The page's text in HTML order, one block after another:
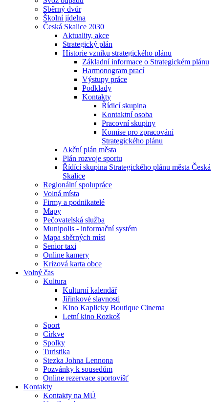
Sběrný dvůr
Školní jídelna
Česká Skalice 2030
Aktuality, akce
Strategický plán
Historie vzniku strategického plánu
Základní informace o Strategickém plánu
Harmonogram prací
Výstupy práce
Podklady
Kontakty
Řídicí skupina
Kontaktní osoba
Pracovní skupiny
Komise pro zpracování
Strategického plánu
Akční plán města
Plán rozvoje sportu
Řídící skupina Strategického plánu města Česká
Skalice
Regionální spolupráce
Volná místa
Firmy a podnikatelé
Mapy
Pečovatelská služba
Munipolis - informační systém
Mapa sběrných míst
Senior taxi
Online kamery
Krizová karta obce
Volný čas
Kultura
Kulturní kalendář
Jiřinkové slavnosti
Kino Kaplicky Boutique Cinema
Letní kino Rozkoš
Sport
Církve
Spolky
Turistika
Stezka Johna Lennona
Pozvánky k sousedům
Online rezervace sportovišť
Kontakty
Kontakty na MÚ